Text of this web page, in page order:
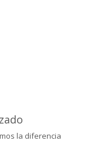
la diferencia